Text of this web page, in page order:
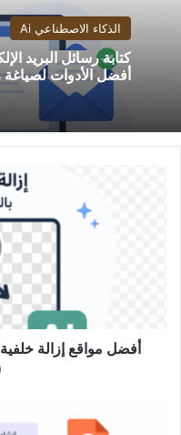
الذكاء الاصطناعي Ai
كتابة رسائل البريد
أفضل الأدوات لصياغة
أفضل مواقع إزالة